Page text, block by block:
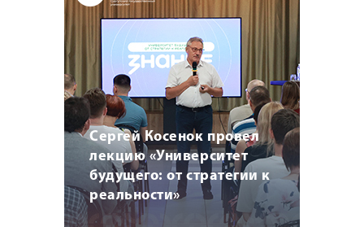
Сергей Косенок провел
лекцию «Университет
будущего: от стратегии к
реальности»